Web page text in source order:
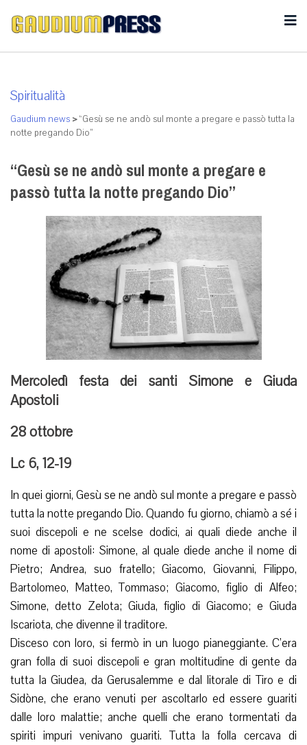
Spiritualità
Gaudium news >“Gesù se ne andò sul monte a pregare e passò tutta la
notte pregando Dio”
“Gesù se ne andò sul monte a pregare e
passò tutta la notte pregando Dio”
Mercoledì festa dei santi Simone e Giuda
Apostoli
28 ottobre
Lc 6, 12-19
In quei giorni, Gesù se ne andò sul monte a pregare e passò
tutta la notte pregando Dio. Quando fu giorno, chiamò a sé i
suoi discepoli e ne scelse dodici, ai quali diede anche il
nome di apostoli: Simone, al quale diede anche il nome di
Pietro; Andrea, suo fratello; Giacomo, Giovanni, Filippo,
Bartolomeo, Matteo, Tommaso; Giacomo, figlio di Alfeo;
Simone, detto Zelota; Giuda, figlio di Giacomo; e Giuda
Iscariota, che divenne il traditore.
Disceso con loro, si fermò in un luogo pianeggiante. C’era
gran folla di suoi discepoli e gran moltitudine di gente da
tutta la Giudea, da Gerusalemme e dal litorale di Tiro e di
Sidòne, che erano venuti per ascoltarlo ed essere guariti
dalle loro malattie; anche quelli che erano tormentati da
spiriti impuri venivano guariti. Tutta la folla cercava di